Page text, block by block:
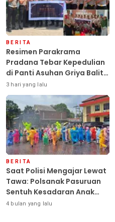
BERITA
Resimen Parakrama
Pradana Tebar Kepedulian
di Panti Asuhan Griya Balita
SYD, Peluk Hangat Balita
Terlantar “POLRI Hadir
Dengan Hati”
3 hari yang lalu
BERITA
Saat Polisi Mengajar Lewat
Tawa: Polsanak Pasuruan
Sentuh Kesadaran Anak
Sejak Dini
4 bulan yang lalu